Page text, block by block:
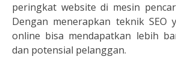
peringkat website di mesin
Dengan menerapkan teknik SEO
online bisa mendapatkan lebih
dan potensial pelanggan.